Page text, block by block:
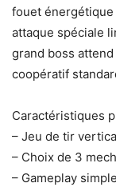
fouet
attaque spéciale
grand boss
coopératif
Caractéristiques
– Jeu de tir
– Choix de 3
– Gameplay